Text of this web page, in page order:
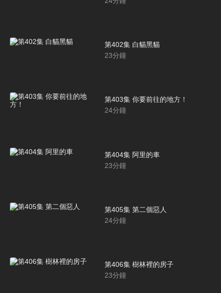
第402集 白貓黑貓
23分鐘
第403集 你要前往的地方！
24分鐘
第404集 阿里的車
23分鐘
第405集 第二個惡人
24分鐘
第406集 樹林裡的房子
23分鐘